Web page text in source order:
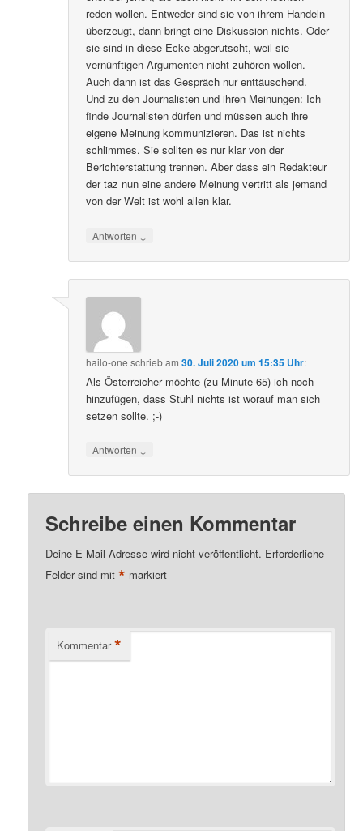
reden wollen. Entweder sind sie von ihrem Handeln
überzeugt, dann bringt eine Diskussion nichts. Oder
sie sind in diese Ecke abgerutscht, weil sie
vernünftigen Argumenten nicht zuhören wollen.
Auch dann ist das Gespräch nur enttäuschend.
Und zu den Journalisten und ihren Meinungen: Ich
finde Journalisten dürfen und müssen auch ihre
eigene Meinung kommunizieren. Das ist nichts
schlimmes. Sie sollten es nur klar von der
Berichterstattung trennen. Aber dass ein Redakteur
der taz nun eine andere Meinung vertritt als jemand
von der Welt ist wohl allen klar.
Antworten ↓
hailo-one schriebam30. Juli 2020 um 15:35 Uhr:
Als Österreicher möchte (zu Minute 65) ich noch
hinzufügen, dass Stuhl nichts ist worauf man sich
setzen sollte. ;-)
Antworten ↓
Schreibe einen Kommentar
Deine E-Mail-Adresse wird nicht veröffentlicht. Erforderliche
Felder sind mit* markiert
Kommentar *